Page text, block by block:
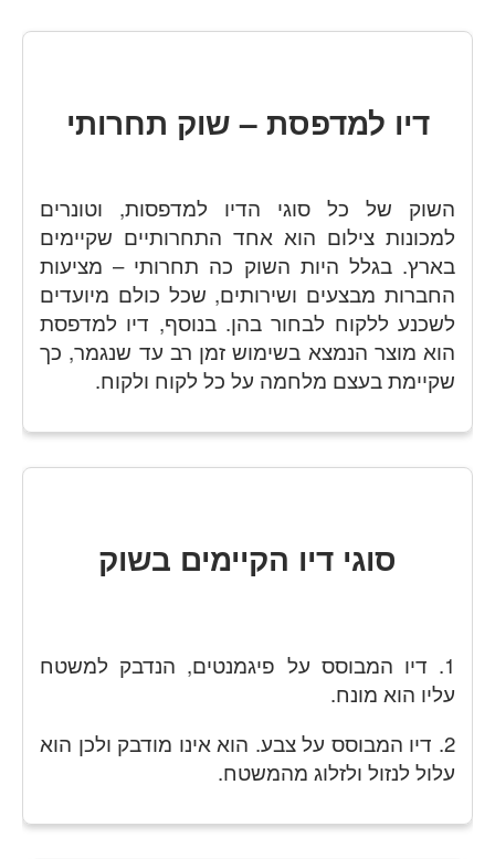
דיו למדפסת – שוק תחרותי
השוק של כל סוגי הדיו למדפסות, וטונרים
למכונות צילום הוא אחד התחרותיים שקיימים
בארץ. בגלל היות השוק כה תחרותי – מציעות
החברות מבצעים ושירותים, שכל כולם מיועדים
לשכנע ללקוח לבחור בהן. בנוסף, דיו למדפסת
הוא מוצר הנמצא בשימוש זמן רב עד שנגמר, כך
שקיימת בעצם מלחמה על כל לקוח ולקוח.
סוגי דיו הקיימים בשוק
1. דיו המבוסס על פיגמנטים, הנדבק למשטח
עליו הוא מונח.
2. דיו המבוסס על צבע. הוא אינו מודבק ולכן הוא
עלול לנזול ולזלוג מהמשטח.